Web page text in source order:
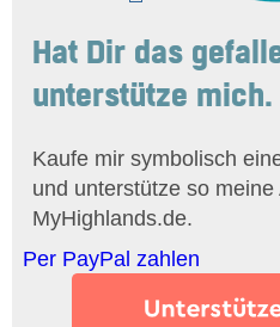
Hat Dir das
unterstütze mich.
Kaufe mir symbolisch
und unterstütze so meine
MyHighlands.de.
Per PayPal zahlen